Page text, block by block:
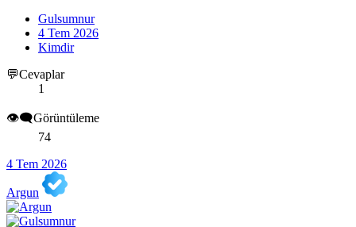
Gulsumnur
4 Tem 2026
Kimdir
💬Cevaplar
1
👁️‍🗨️Görüntüleme
74
4 Tem 2026
Argun